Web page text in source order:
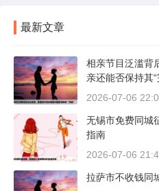
最新文章
相亲节目泛滥背
亲还能否保持其“
2026-07-06
无锡市免费同城
指南
2026-07-06
拉萨市不收钱同